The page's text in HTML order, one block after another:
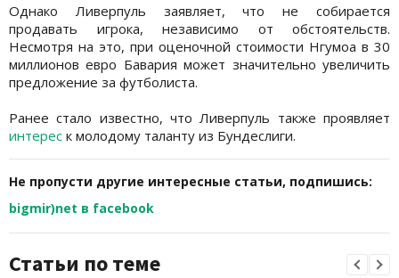
Однако Ливерпуль заявляет, что не собирается
продавать игрока, независимо от обстоятельств.
Несмотря на это, при оценочной стоимости Нгумоа в 30
миллионов евро Бавария может значительно увеличить
предложение за футболиста.
Ранее стало известно, что Ливерпуль также проявляет
интерес к молодому таланту из Бундеслиги.
Не пропусти другие интересные статьи, подпишись:
bigmir)net в facebook
Статьи по теме